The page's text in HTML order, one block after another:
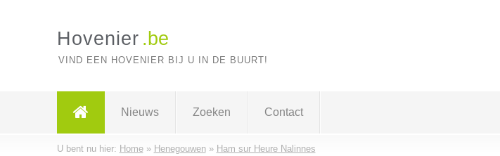
Hovenier .be
VIND EEN HOVENIER BIJ U IN DE BUURT!
Nieuws Zoeken Contact
U bent nu hier: Home» Henegouwen» Ham sur Heure Nalinnes